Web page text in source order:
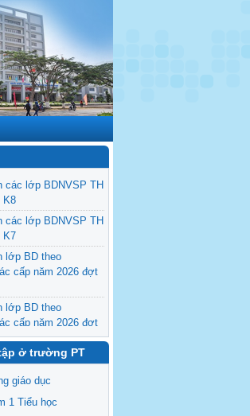
các lớp BDNVSP TH
K8
các lớp BDNVSP TH
K7
lớp BD theo
cấp năm 2026 đợt
lớp BD theo
cấp năm 2026 đợt
lớp BD theo
học khóa 19
lớp BD theo
cấp năm 2025 đợt
ở trường PT
giáo dục
1 Tiểu học